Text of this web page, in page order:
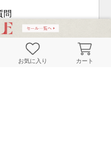
問
お気に入り カート